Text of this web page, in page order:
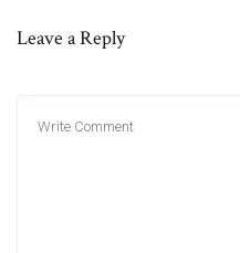
Leave a Reply